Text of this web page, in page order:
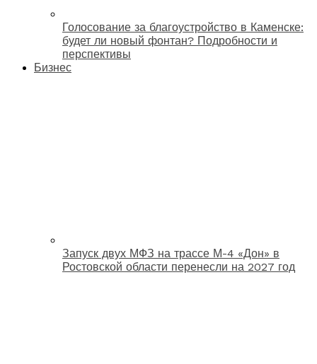
Голосование за благоустройство в Каменске:
будет ли новый фонтан? Подробности и
перспективы
Бизнес
Запуск двух МФЗ на трассе М-4 «Дон» в
Ростовской области перенесли на 2027 год